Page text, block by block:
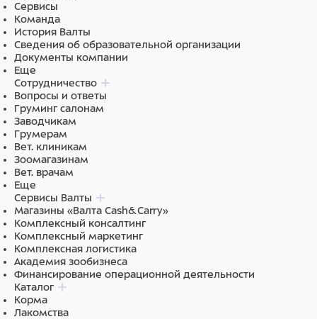
Сервисы
Команда
История Валты
Сведения об образовательной организации
Документы компании
Еще
Сотрудничество
Вопросы и ответы
Груминг салонам
Заводчикам
Грумерам
Вет. клиникам
Зоомагазинам
Вет. врачам
Еще
Сервисы Валты
Магазины «Валта Cash&Carry»
Комплексный консалтинг
Комплексный маркетинг
Комплексная логистика
Академия зообизнеса
Финансирование операционной деятельности
Каталог
Корма
Лакомства